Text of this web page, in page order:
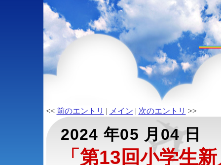
<< 前のエントリ | メイン | 次のエントリ >>
2024 年05 月04 日
「第13回小学生